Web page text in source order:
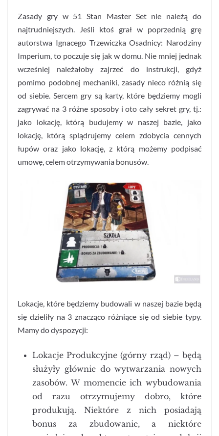
Zasady gry w 51 Stan Master Set nie należą do
najtrudniejszych. Jeśli ktoś grał w poprzednią grę
autorstwa Ignacego Trzewiczka Osadnicy: Narodziny
Imperium, to poczuje się jak w domu. Nie mniej jednak
wcześniej należałoby zajrzeć do instrukcji, gdyż
pomimo podobnej mechaniki, zasady nieco różnią się
od siebie. Sercem gry są karty, które będziemy mogli
zagrywać na 3 różne sposoby i oto cały sekret gry, tj.:
jako lokację, którą budujemy w naszej bazie, jako
lokację, którą splądrujemy celem zdobycia cennych
łupów oraz jako lokację, z którą możemy podpisać
umowę, celem otrzymywania bonusów.
Lokacje, które będziemy budowali w naszej bazie będą
się dzieliły na 3 znacząco różniące się od siebie typy.
Mamy do dyspozycji:
Lokacje Produkcyjne (górny rząd) – będą
służyły głównie do wytwarzania nowych
zasobów. W momencie ich wybudowania
od razu otrzymujemy dobro, które
produkują. Niektóre z nich posiadają
bonus za zbudowanie, a niektóre